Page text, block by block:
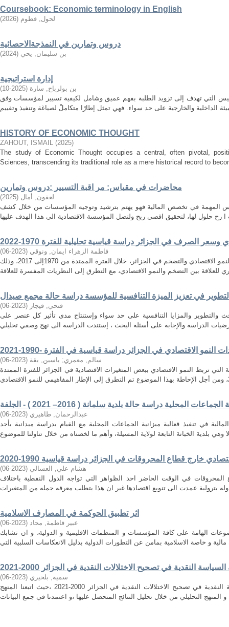
Coursebook: Economic terminology in English
لحول, فطوم (
2026
)
دروس وتمارين في النمذجةالاحصائية
بن سليمان, يحي (
2024
)
إدارة استراتيجية
بن بولرباح, سارة (
2025-10
)
التي تهدف إلى تزويد الطلبة بفهم عميق وشامل لكيفية تسيير لمؤسسات وفق
HISTORY OF ECONOMIC THOUGHT
ZAHOUT, ISMAIL (2025)
The study of Economic Thought occupies a central, often pivotal,
Sciences, transcending its traditional role as a mere historical record to
محاضرات في مقياس: مر اقبة التسيير :دروس وتمارين
لعقون, أمال (
2025
)
المهمة في تخصص المالية فهو يهتم بترشيد وتوجيه المؤسسات من خلال كشف
الصرف في الجزائر دراسة قياسية تحليلية للفترة 1970-2022
فاطمة الزهراء ايمان, ونوقي (
2023-06
)
تهدف هذه الدراسة الى إيجاد العلاقة بين النمو الاقتصادي والتضخم في الجزائر، خلال الفترة الممتدة من 1970إلى 2017، وذلك
في تعزيز الميزة التنافسية للمؤسسة دراسة حالة مجمع صيدال
فتحي, قيجار (
2023-06
)
والتطوير والمزايا التنافسية على حد سواء وإستنتاج مدى تأثير كل عنصر على
سالم, معمري; ياسين, بقة (
2023-06
)
تربط النمو الاقتصادي ببعض المتغيرات الاقتصادية في الجزائر للفترة الممتدة
المحلية دراسة حالة بلدية سلمانة ( 2016– 2021 ) - الجلفة
عبدالرحمان, طاهيري (
2023-06
)
في تنفيذ فعالية ميزانية الجماعات المحلية مع القيام بدراسة ميدانية بأحد
خارج قطاع المحروقات في الجزائر دراسة قياسية 1990-2020
هشام علي, العسالي (
2023-06
)
المحروقات في الوقت الحاضر احد الظواهر التي تواجه الدول النفطية باختلاف
اثر تطبيق الحوكمة في المصارف الاسلامية
عبير فاطمة, محاد (
2023-06
)
الهامة على كافة المؤسسات و المنظمات الاقليمية و الدولية، و ان تشابك
النقدية في تصحيح الاختلالات النقدية في الجزائر 2000-2021
سمية, بلخيري (
2023-06
)
هدفت الدراسة للبحث عن فعالية السياسة النقدية في تصحيح الاختلالات النقدية في الجزائر 2000-2021 ،حيث اتبعنا المنهج